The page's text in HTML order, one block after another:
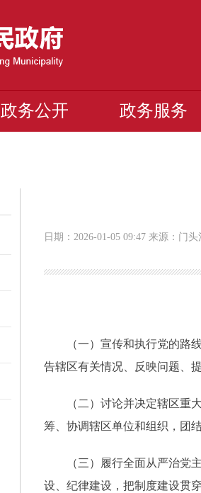
政务公开 政务服务
日期：2026-01-05 09:47 来源：门
（一）宣传和执行党的路
告辖区有关情况、反映问题、
（二）讨论并决定辖区重
筹、协调辖区单位和组织，团
（三）履行全面从严治党
设、纪律建设，把制度建设贯